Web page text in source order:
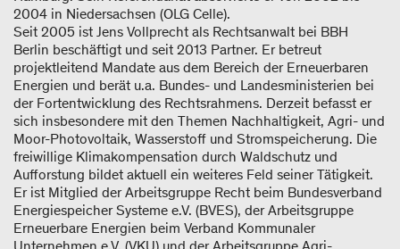
2004 in Niedersachsen (OLG Celle).
Seit 2005 ist Jens Vollprecht als Rechtsanwalt bei BBH
Berlin beschäftigt und seit 2013 Partner. Er betreut
projektleitend Mandate aus dem Bereich der Erneuerbaren
Energien und berät u.a. Bundes- und Landesministerien bei
der Fortentwicklung des Rechtsrahmens. Derzeit befasst er
sich insbesondere mit den Themen Nachhaltigkeit, Agri- und
Moor-Photovoltaik, Wasserstoff und Stromspeicherung. Die
freiwillige Klimakompensation durch Waldschutz und
Aufforstung bildet aktuell ein weiteres Feld seiner Tätigkeit.
Er ist Mitglied der Arbeitsgruppe Recht beim Bundesverband
Energiespeicher Systeme e.V. (BVES), der Arbeitsgruppe
Erneuerbare Energien beim Verband Kommunaler